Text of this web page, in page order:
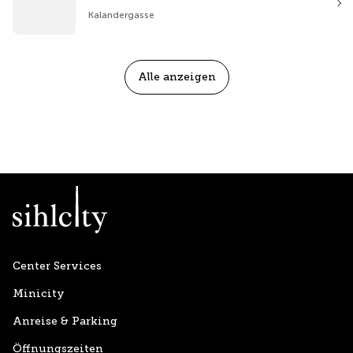
Kalandergasse
Alle anzeigen
Center Services
Minicity
Anreise & Parking
Öffnungszeiten